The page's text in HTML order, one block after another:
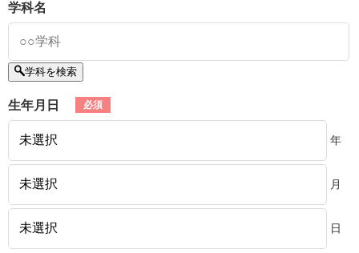
学科名
学科を検索
生年月日
年
月
日